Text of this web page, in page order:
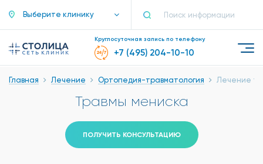
Выберите клинику
Круглосуточная запись по телефону
+7 (495) 204-10-10
Главная Лечение Ортопедия-травматология Лечение
Травмы мениска
ПОЛУЧИТЬ КОНСУЛЬТАЦИЮ